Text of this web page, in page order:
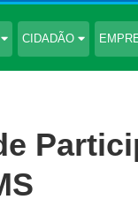
CIDADÃO